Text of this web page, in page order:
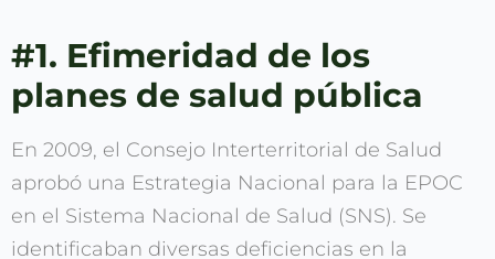
#1. Efimeridad de los
planes de salud pública
En 2009, el Consejo Interterritorial de Salud
aprobó una Estrategia Nacional para la EPOC
en el Sistema Nacional de Salud (SNS). Se
identificaban diversas deficiencias en la